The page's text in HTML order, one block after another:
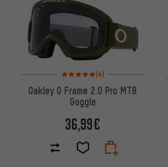
Bewertungen: 5 von 5
(4)
Oakley O Frame 2.0 Pro MTB
Goggle
36,99€